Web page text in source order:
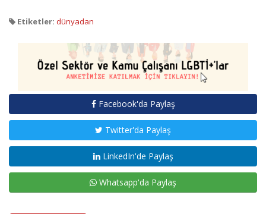
Etiketler: dünyadan
Facebook'da Paylaş
Twitter'da Paylaş
LinkedIn'de Paylaş
Whatsapp'da Paylaş